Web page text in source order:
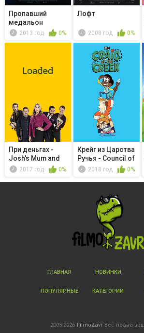
Пропавший
медальон
2013 год 0%
Лофт
2008 год 0%
При деньгах -
Josh's Mum and
Dad2017 год 0%
Крейг из Царства
Ручья - Council of
t... 2018 год 0%
ГЛАВНАЯ НОВИНКИ
ПОПУЛЯРНЫЕ КАТЕГОРИИ
2005-2026 FilmoZavr Все права